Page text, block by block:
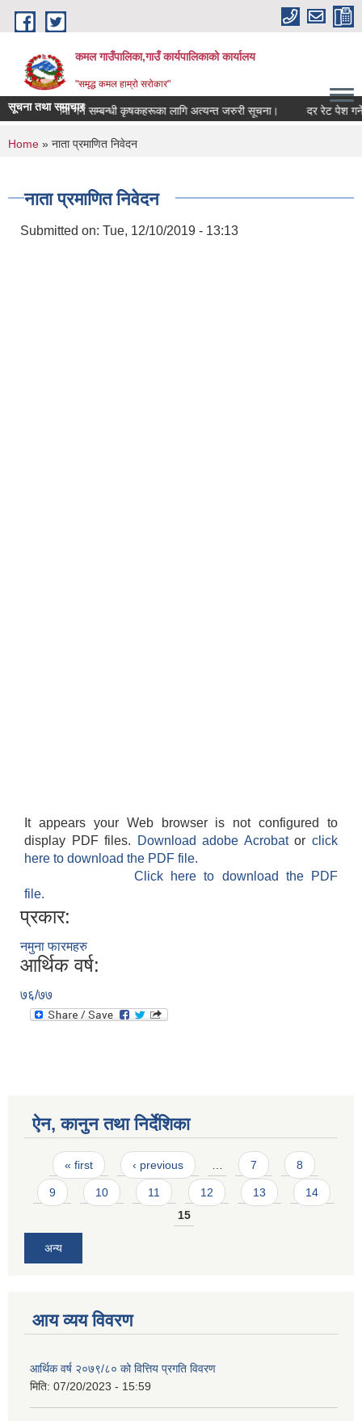
Skip to main content
कमल गाउँपालिका,गाउँ कार्यपालिकाको कार्यालय
"समृद्ध कमल हाम्रो सरोकार"
सूचना तथा समाचार
बाली बीमा गर्ने सम्बन्धी कृषकहरूका लागि अत्यन्त जरुरी सूचना। दर रेट पेश
You are here
Home » नाता प्रमाणित निवेदन
नाता प्रमाणित निवेदन
Submitted on: Tue, 12/10/2019 - 13:13
It appears your Web browser is not configured to
display PDF files.
Download adobe Acrobatorclick
here to download the PDF file.
Click here to download the PDF
file.
प्रकार:
नमुना फारमहरु
आर्थिक वर्ष:
७६/७७
ऐन, कानुन तथा निर्देशिका
Pages
« first ‹ previous … 7 8
9 10 11 12 13
14
15
अन्य
आय व्यय विवरण
आर्थिक वर्ष २०७९/८० को वित्तिय प्रगति विवरण
मिति: 07/20/2023 - 15:59